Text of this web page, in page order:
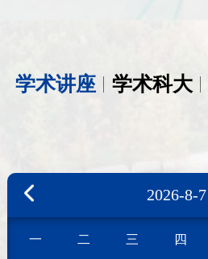
学术讲座 学术科大
2026-8-7
一 二 三 四